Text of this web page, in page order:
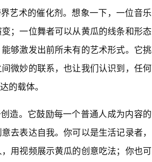
艺术的催化剂。想象一下，一位音乐
；一位舞者可以从黄瓜的线条和形态
够激发出前所未有的艺术形式。它挑
微妙的联系，也让我们认识到，任何
的载体。
造。它鼓励每一个普通人成为内容的
去表达自我。你可以是生活记录者，
用视频展示黄瓜的创意吃法；你也可